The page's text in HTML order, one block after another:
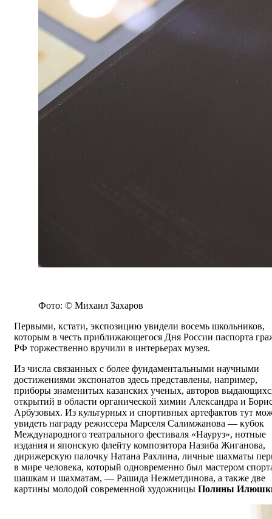
Фото: © Михаил Захаров
Первыми, кстати, экспозицию увидели восемь школьников,
которым в честь приближающегося Дня России паспорта
РФ торжественно вручили в интерьерах музея.
Из числа связанных с более фундаментальными научными
достижениями экспонатов здесь представлены, например,
приборы знаменитых казанских ученых, авторов
открытий в области органической химии Александра и
Арбузовых. Из культурных и спортивных артефактов тут
увидеть награду режиссера Марселя Салимжанова — кубок
Международного театрального фестиваля «Науруз», нотные
издания и японскую флейту композитора Назиба Жиганова,
дирижерскую палочку Натана Рахлина, личные шахматы
в мире человека, который одновременно был мастером
шашкам и шахматам, — Рашида Нежметдинова, а также две
картины молодой современной художницы Полины